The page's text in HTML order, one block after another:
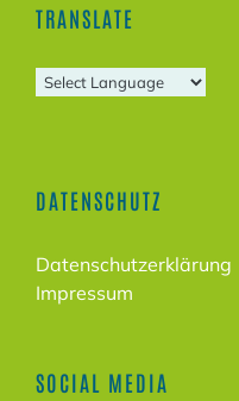
TRANSLATE
DATENSCHUTZ
Datenschutzerklärung
Impressum
SOCIAL MEDIA